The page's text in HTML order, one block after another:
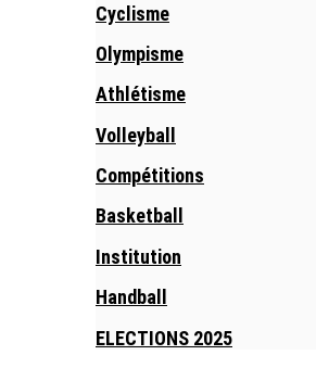
Cyclisme
Olympisme
Athlétisme
Volleyball
Compétitions
Basketball
Institution
Handball
ELECTIONS 2025